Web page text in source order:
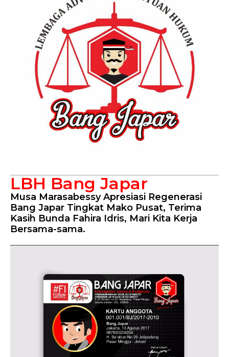
LBH Bang Japar
Musa Marasabessy Apresiasi Regenerasi
Bang Japar Tingkat Mako Pusat, Terima
Kasih Bunda Fahira Idris, Mari Kita Kerja
Bersama-sama.